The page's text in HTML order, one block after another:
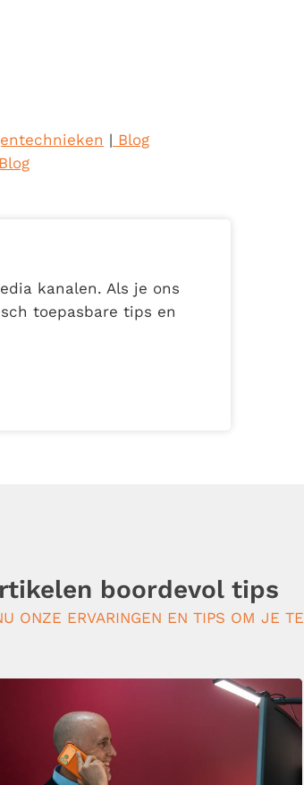
| Blog
Blog
kanalen. Als je ons
toepasbare tips en
boordevol tips
ONZE ERVARINGEN EN TIPS OM JE